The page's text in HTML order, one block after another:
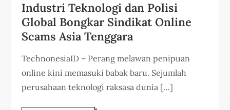
Industri Teknologi dan Polisi
Global Bongkar Sindikat Online
Scams Asia Tenggara
TechnonesiaID – Perang melawan penipuan
online kini memasuki babak baru. Sejumlah
perusahaan teknologi raksasa dunia […]